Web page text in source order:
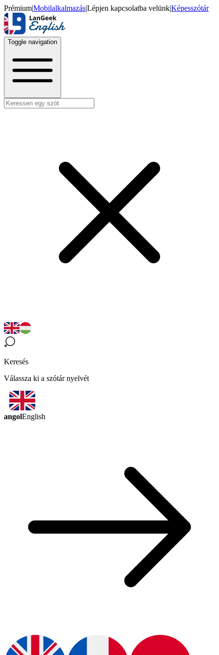
Prémium|Mobilalkalmazás|Lépjen kapcsolatba velünk|Képesszótár
Toggle navigation
Keresés
Válassza ki a szótár nyelvét
angolEnglish